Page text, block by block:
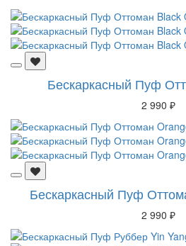
Бескаркасный Пуф
2 990 ₽
Бескаркасный Пуф
2 990 ₽